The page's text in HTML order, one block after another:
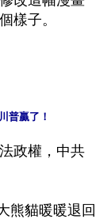
普贏了！
政權，中共
熊貓暖暖退回